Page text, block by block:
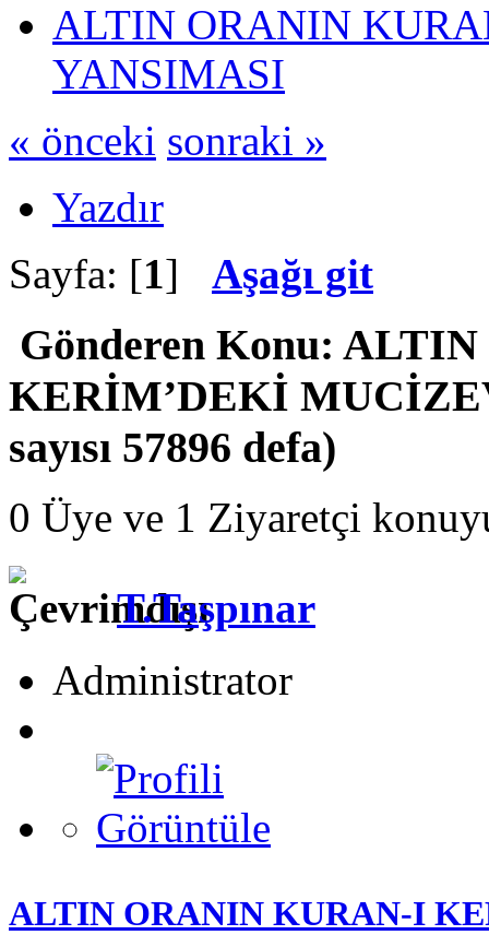
ALTIN ORANIN
YANSIMASI
« önceki sonraki »
Yazdır
Sayfa: [1] Aşağı git
Gönderen Konu:
KERİM’DEKİ
sayısı 57896 defa)
0 Üye ve 1 Ziyaretçi
T.Taşpınar
Administrator
ALTIN ORANIN KURAN-I